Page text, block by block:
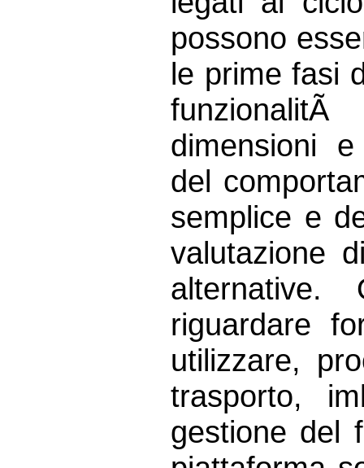
possono
le prime fasi
dimensioni
del
semplice e
valutazione
alternative.
riguardare
utilizzare,
trasporto,
gestione del